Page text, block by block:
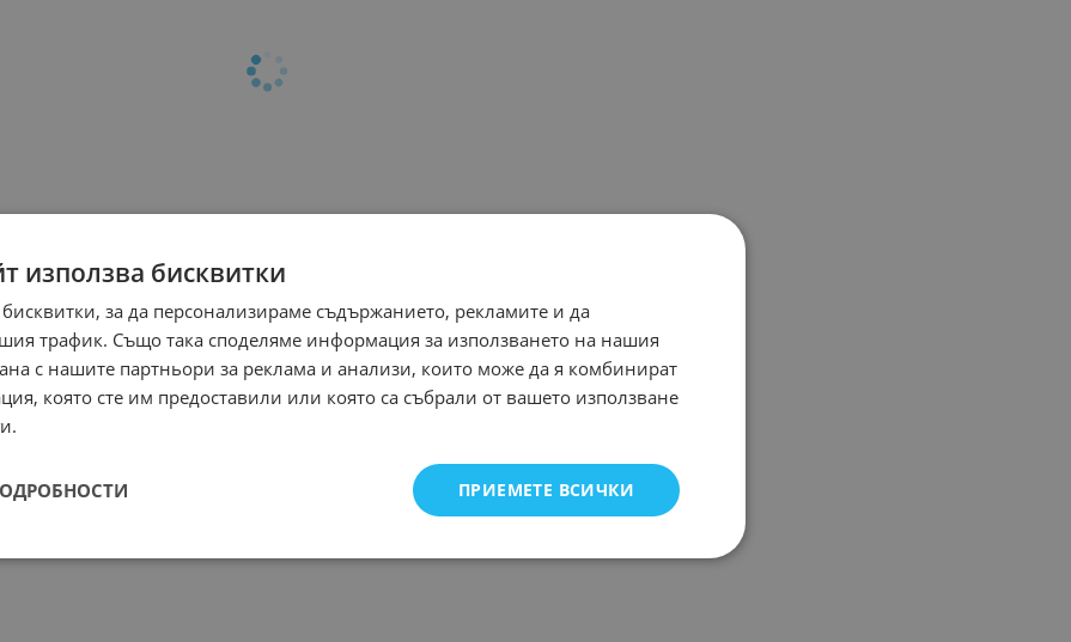
използва бисквитки
за да персонализираме съдържанието, рекламите и да
трафик. Също така споделяме информация за използването на нашия
с нашите партньори за реклама и анализи, които може да я комбинират
която сте им предоставили или която са събрали от вашето използване
ПРИЕМЕТЕ ВСИЧКИ